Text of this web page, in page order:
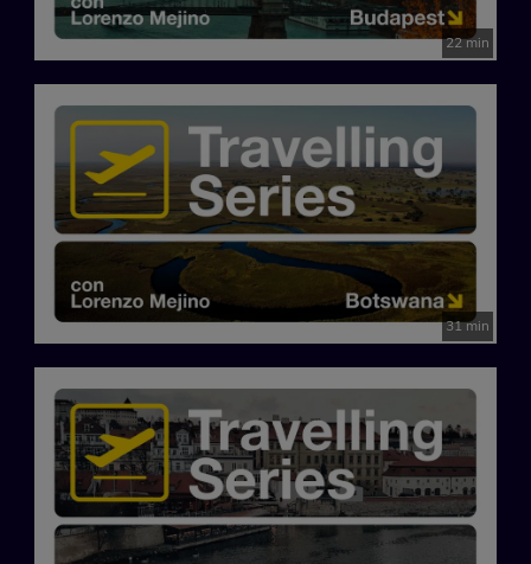
22 min
31 min